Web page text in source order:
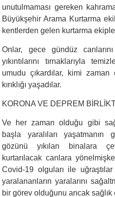
unutulmaması gereken
Büyükşehir Arama Kurtarma
kentlerden gelen kurtarma
Onlar, gece gündüz
yıkıntılarını tırnaklarıyla
umudu çıkardılar, kimi
kırıklığı yaşadılar.
KORONA VE DEPREM
Ve her zaman olduğu gibi
başla yaralıları
gözünü yıkılan binalara
kurtarılacak canlara
Covid-19 olguları ile
yaralananların yaralarını
bir görev olduğunu ancak